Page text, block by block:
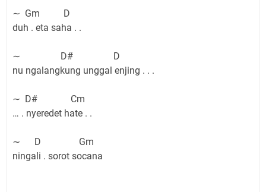
∼ Gm D
duh . eta saha . .
∼ D# D
nu ngalangkung unggal enjing . . .
∼ D# Cm
… . nyeredet hate . .
∼ D Gm
ningali . sorot socana